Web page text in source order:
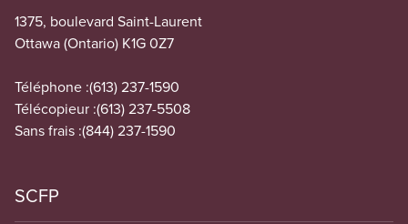
1375, boulevard Saint-Laurent
Ottawa (Ontario) K1G 0Z7
Téléphone :(613) 237-1590
Télécopieur :(613) 237-5508
Sans frais :(844) 237-1590
SCFP